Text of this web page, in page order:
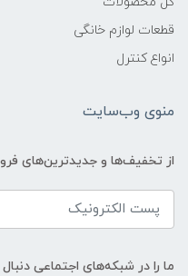
قطعات لوازم خانگی
انواع کنترل
منوی وب‌سایت
از تخفیف‌ها و جدیدترین‌های
ما را در شبکه‌های اجتماعی